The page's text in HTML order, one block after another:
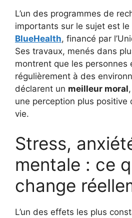
L’un des programmes de
importants sur le sujet est le
BlueHealth, financé par
Ses travaux, menés dans
montrent que les personnes
régulièrement à des
déclarent un meilleur moral
une perception plus positive
vie.
Stress,
mentale : ce
change
L’un des effets les plus